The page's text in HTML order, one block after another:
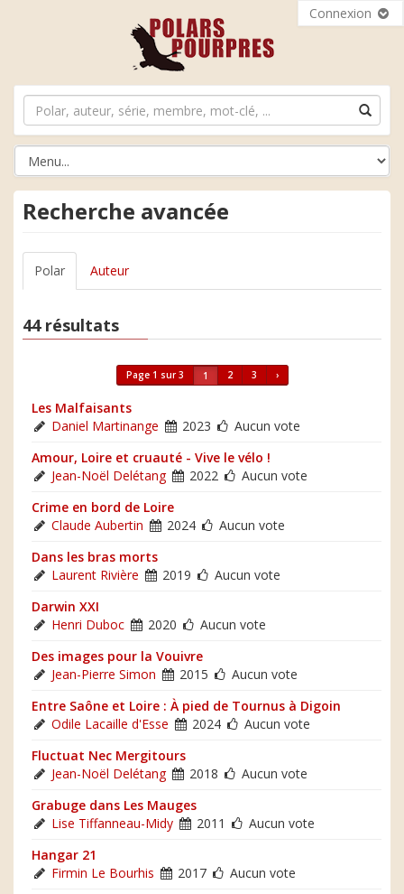
Connexion
Recherche avancée
Polar Auteur
44 résultats
Page 1 sur 3 1 2 3 ›
Les Malfaisants
Daniel Martinange
2023
Aucun vote
Amour, Loire et cruauté - Vive le vélo !
Jean-Noël Delétang
2022
Aucun vote
Crime en bord de Loire
Claude Aubertin
2024
Aucun vote
Dans les bras morts
Laurent Rivière
2019
Aucun vote
Darwin XXI
Henri Duboc
2020
Aucun vote
Des images pour la Vouivre
Jean-Pierre Simon
2015
Aucun vote
Entre Saône et Loire : À pied de Tournus à Digoin
Odile Lacaille d'Esse
2024
Aucun vote
Fluctuat Nec Mergitours
Jean-Noël Delétang
2018
Aucun vote
Grabuge dans Les Mauges
Lise Tiffanneau-Midy
2011
Aucun vote
Hangar 21
Firmin Le Bourhis
2017
Aucun vote